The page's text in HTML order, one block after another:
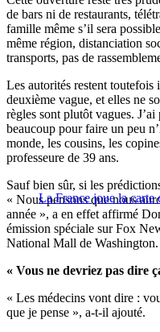
de bars ni de restaurants,
famille même s’il sera
même région, distanciation
transports, pas de
Les autorités restent toutefois
deuxième vague, et elles ne
règles sont plutôt vagues.
beaucoup pour faire un peu
monde, les cousins, les
professeure de 39 ans.
La France joue la carte
Sauf bien sûr, si les
« Nous pensons que nous
année », a en effet affirmé
émission spéciale sur Fox
National Mall de Washington.
« Vous ne devriez pas dire
« Les médecins vont dire :
que je pense », a-t-il ajouté.